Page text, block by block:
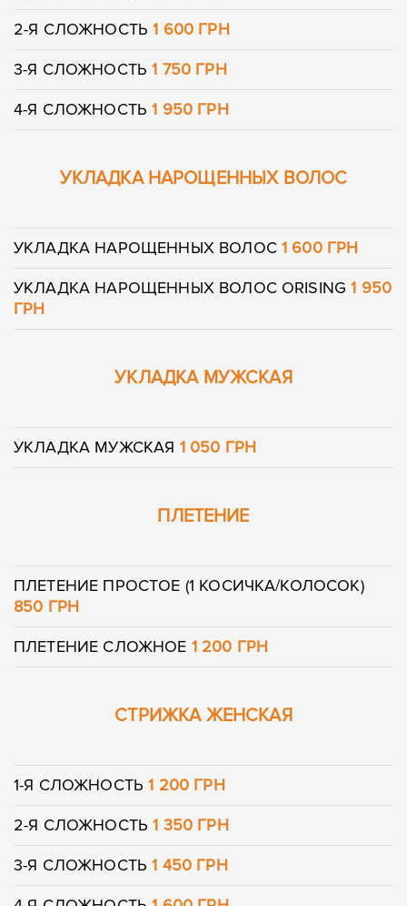
2-Я СЛОЖНОСТЬ1 600 ГРН
3-Я СЛОЖНОСТЬ1 750 ГРН
4-Я СЛОЖНОСТЬ1 950 ГРН
УКЛАДКА НАРОЩЕННЫХ ВОЛОС
УКЛАДКА НАРОЩЕННЫХ ВОЛОС 1 600 ГРН
УКЛАДКА НАРОЩЕННЫХ ВОЛОС ORISING1 950
ГРН
УКЛАДКА МУЖСКАЯ
УКЛАДКА МУЖСКАЯ 1 050 ГРН
ПЛЕТЕНИЕ
ПЛЕТЕНИЕ ПРОСТОЕ (1 КОСИЧКА/КОЛОСОК)
850 ГРН
ПЛЕТЕНИЕ СЛОЖНОЕ 1 200 ГРН
СТРИЖКА ЖЕНСКАЯ
1-Я СЛОЖНОСТЬ 1 200 ГРН
2-Я СЛОЖНОСТЬ 1 350 ГРН
3-Я СЛОЖНОСТЬ 1 450 ГРН
Оставить контакты
Сообщение
Отправить
Сообщение